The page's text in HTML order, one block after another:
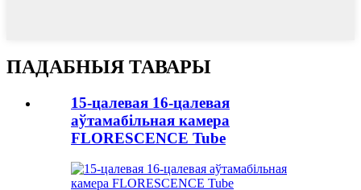
ПАДАБНЫЯ ТАВАРЫ
15-цалевая 16-цалевая
аўтамабільная камера
FLORESCENCE Tube